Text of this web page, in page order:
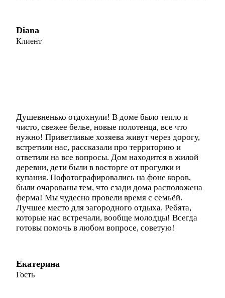
Diana
Клиент
Душевненько отдохнули! В доме было тепло и
чисто, свежее белье, новые полотенца, все что
нужно! Приветливые хозяева живут через дорогу,
встретили нас, рассказали про территорию и
ответили на все вопросы. Дом находится в жилой
деревни, дети были в восторге от прогулки и
купания. Пофотографировались на фоне коров,
были очарованы тем, что сзади дома расположена
ферма! Мы чудесно провели время с семьёй.
Лучшее место для загородного отдыха. Ребята,
которые нас встречали, вообще молодцы! Всегда
готовы помочь в любом вопросе, советую!
Екатерина
Гость